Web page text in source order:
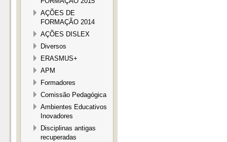
AÇÕES DE
FORMAÇÃO 2014
AÇÕES DISLEX
Diversos
ERASMUS+
APM
Formadores
Comissão Pedagógica
Ambientes Educativos
Inovadores
Disciplinas antigas
recuperadas